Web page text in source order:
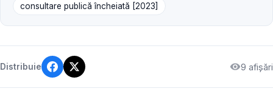
consultare publică încheiată [2023]
Distribuie 9 afișări